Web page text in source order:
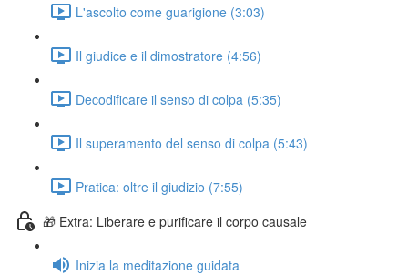
L'ascolto come guarigione (3:03)
Il giudice e il dimostratore (4:56)
Decodificare il senso di colpa (5:35)
Il superamento del senso di colpa (5:43)
Pratica: oltre il giudizio (7:55)
🎁 Extra: Liberare e purificare il corpo causale
Inizia la meditazione guidata